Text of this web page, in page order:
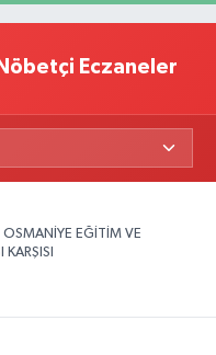
Eczaneler
EĞİTİM VE